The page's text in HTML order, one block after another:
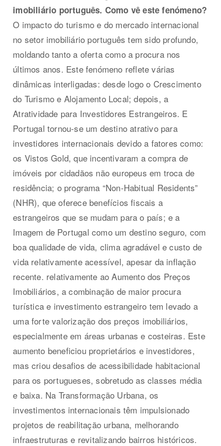
imobiliário português. Como vê este fenómeno?
O impacto do turismo e do mercado internacional
no setor imobiliário português tem sido profundo,
moldando tanto a oferta como a procura nos
últimos anos. Este fenómeno reflete várias
dinâmicas interligadas: desde logo o Crescimento
do Turismo e Alojamento Local; depois, a
Atratividade para Investidores Estrangeiros. E
Portugal tornou-se um destino atrativo para
investidores internacionais devido a fatores como:
os Vistos Gold, que incentivaram a compra de
imóveis por cidadãos não europeus em troca de
residência; o programa “Non-Habitual Residents”
(NHR), que oferece benefícios fiscais a
estrangeiros que se mudam para o país; e a
Imagem de Portugal como um destino seguro, com
boa qualidade de vida, clima agradável e custo de
vida relativamente acessível, apesar da inflação
recente. relativamente ao Aumento dos Preços
Imobiliários, a combinação de maior procura
turística e investimento estrangeiro tem levado a
uma forte valorização dos preços imobiliários,
especialmente em áreas urbanas e costeiras. Este
aumento beneficiou proprietários e investidores,
mas criou desafios de acessibilidade habitacional
para os portugueses, sobretudo as classes média
e baixa. Na Transformação Urbana, os
investimentos internacionais têm impulsionado
projetos de reabilitação urbana, melhorando
infraestruturas e revitalizando bairros históricos.